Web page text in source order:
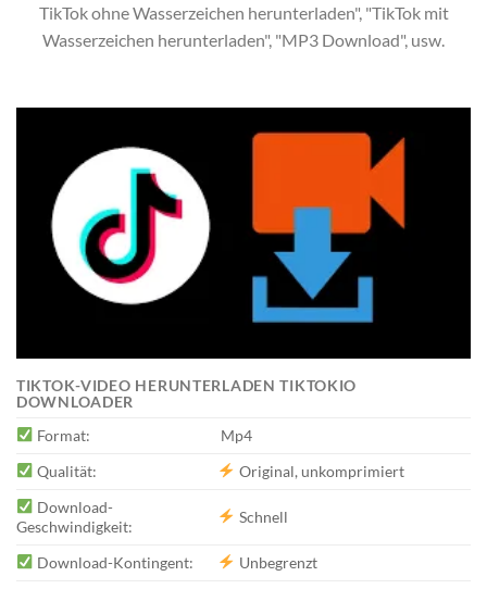
TikTok ohne Wasserzeichen herunterladen", "TikTok mit
Wasserzeichen herunterladen", "MP3 Download", usw.
TIKTOK-VIDEO HERUNTERLADEN TIKTOKIO
DOWNLOADER
Format:
Mp4
Qualität:
Original, unkomprimiert
Download-
Geschwindigkeit:
Schnell
Download-Kontingent:
Unbegrenzt